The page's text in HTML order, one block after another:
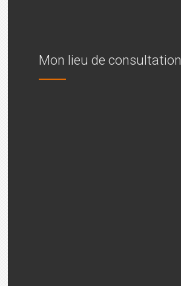
Mon lieu de consultation